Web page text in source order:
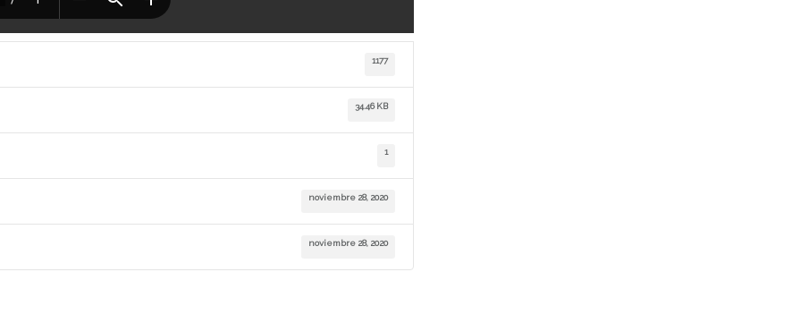
1177
34.46 KB
1
noviembre 28, 2020
noviembre 28, 2020